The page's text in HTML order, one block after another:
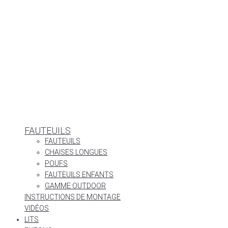
FAUTEUILS
FAUTEUILS
CHAISES LONGUES
POUFS
FAUTEUILS ENFANTS
GAMME OUTDOOR
INSTRUCTIONS DE MONTAGE
VIDÉOS
LITS